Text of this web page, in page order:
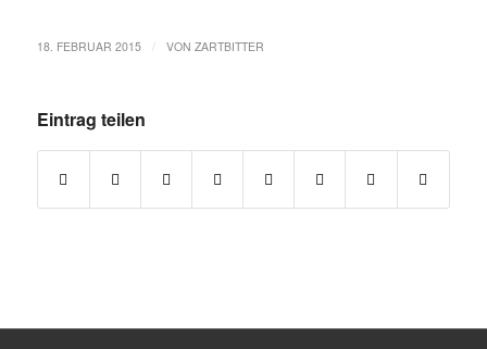
18. FEBRUAR 2015 VON ZARTBITTER
Eintrag teilen